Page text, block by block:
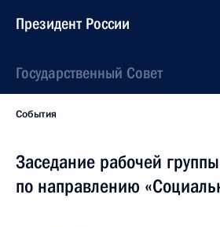
Президент России
Государственный Совет
События
Заседание рабочей
по направлению